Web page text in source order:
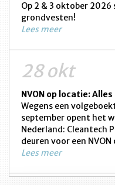
Op 2 & 3 oktober 2026
grondvesten!
Lees meer
28 okt
NVON op locatie:
Wegens een
september opent het
Nederland: Cleantech
deuren voor een NVON
Lees meer